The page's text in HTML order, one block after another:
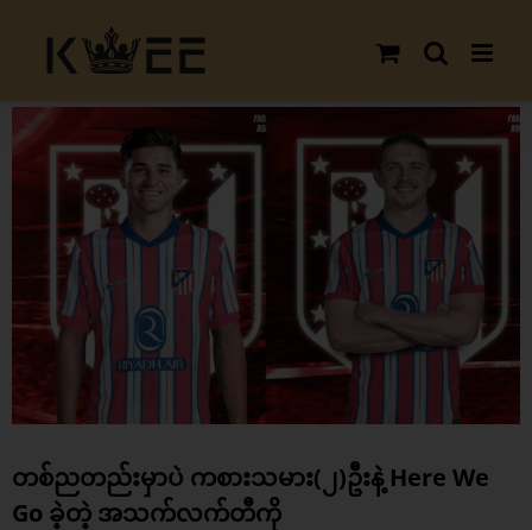
content
Larger
Image
တစ်ညတည်းမှာပဲ ကစားသမား(၂)ဦးနဲ့ Here We
Go ခဲ့တဲ့ အသက်လက်တီကို